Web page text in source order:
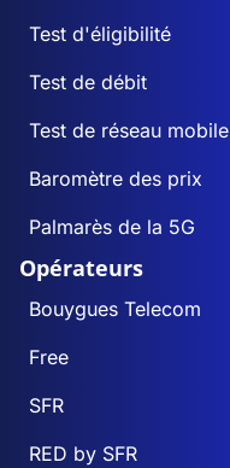
Test d'éligibilité
Test de débit
Test de réseau mobile
Baromètre des prix
Palmarès de la 5G
Opérateurs
Bouygues Telecom
Free
SFR
RED by SFR